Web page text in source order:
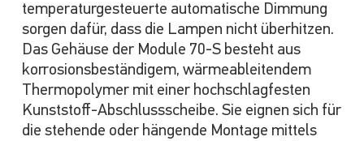
temperaturgesteuerte automatische Dimmung
sorgen dafür, dass die Lampen nicht überhitzen.
Das Gehäuse der Module 70-S besteht aus
korrosionsbeständigem, wärmeableitendem
Thermopolymer mit einer hochschlagfesten
Kunststoff-Abschlussscheibe. Sie eignen sich für
die stehende oder hängende Montage mittels